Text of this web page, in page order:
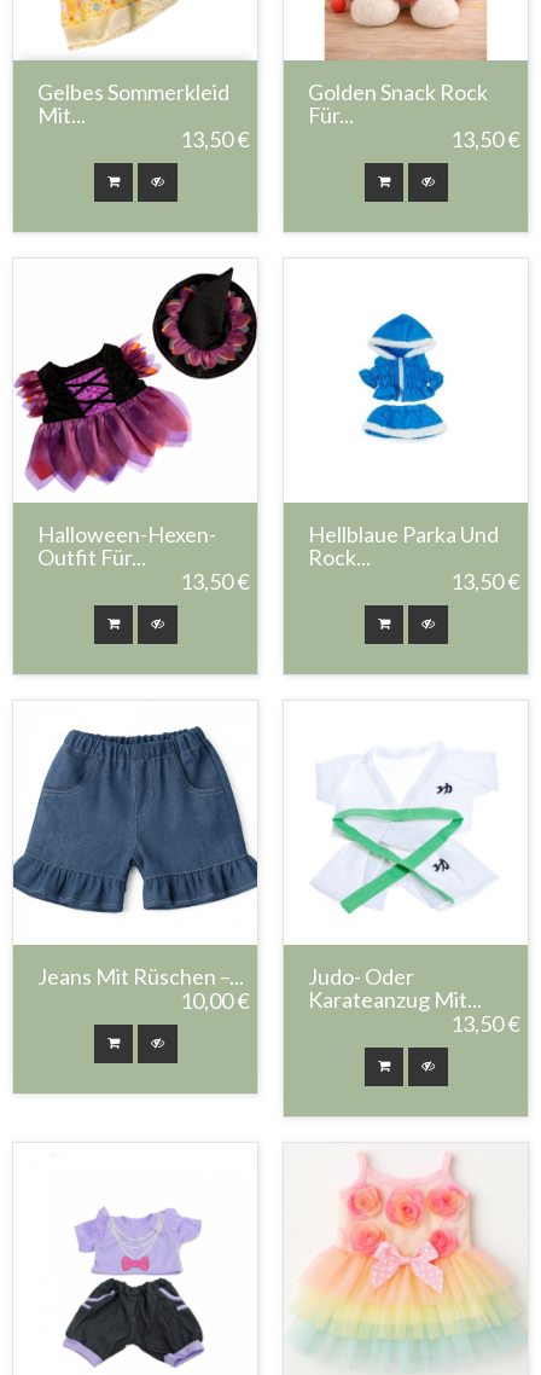
Gelbes Sommerkleid
Mit...
13,50 €
Golden Snack Rock
Für...
13,50 €
Halloween-Hexen-
Outfit Für...
13,50 €
Hellblaue Parka Und
Rock...
13,50 €
Jeans Mit Rüschen –...
10,00 €
Judo- Oder
Karateanzug Mit...
13,50 €